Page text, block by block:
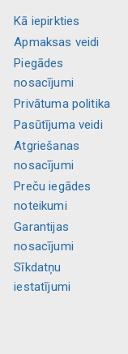
Kā iepirkties
Apmaksas veidi
Piegādes
nosacījumi
Privātuma politika
Pasūtījuma veidi
Atgriešanas
nosacījumi
Preču iegādes
noteikumi
Garantijas
nosacījumi
Sīkdatņu
iestatījumi